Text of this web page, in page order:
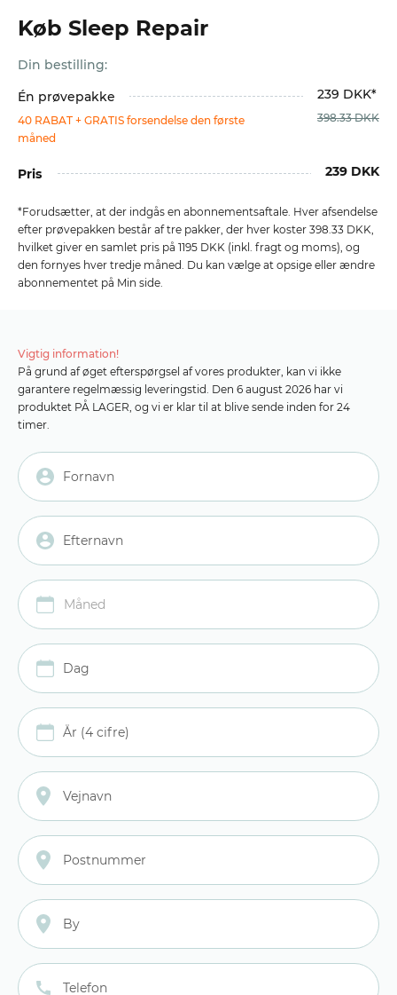
Køb Sleep Repair
Din bestilling:
Én prøvepakke
40 RABAT + GRATIS forsendelse den første
måned
239 DKK*
398.33 DKK
Pris 239 DKK
*Forudsætter, at der indgås en abonnementsaftale. Hver afsendelse
efter prøvepakken består af tre pakker, der hver koster 398.33 DKK,
hvilket giver en samlet pris på 1195 DKK (inkl. fragt og moms), og
den fornyes hver tredje måned. Du kan vælge at opsige eller ændre
abonnementet på Min side.
Vigtig information!
På grund af øget efterspørgsel af vores produkter, kan vi ikke
garantere regelmæssig leveringstid. Den 6 august 2026 har vi
produktet PÅ LAGER, og vi er klar til at blive sende inden for 24
timer.